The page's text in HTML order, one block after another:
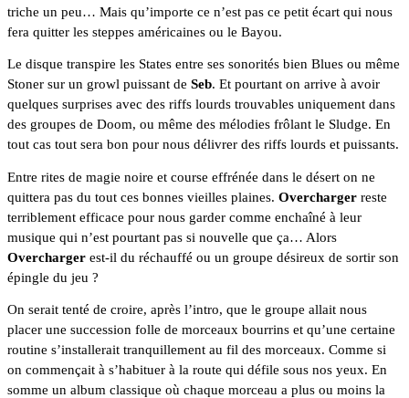
triche un peu… Mais qu’importe ce n’est pas ce petit écart qui nous
fera quitter les steppes américaines ou le Bayou.
Le disque transpire les States entre ses sonorités bien Blues ou même
Stoner sur un growl puissant de Seb. Et pourtant on arrive à avoir
quelques surprises avec des riffs lourds trouvables uniquement dans
des groupes de Doom, ou même des mélodies frôlant le Sludge. En
tout cas tout sera bon pour nous délivrer des riffs lourds et puissants.
Entre rites de magie noire et course effrénée dans le désert on ne
quittera pas du tout ces bonnes vieilles plaines. Overcharger reste
terriblement efficace pour nous garder comme enchaîné à leur
Overcharger est-il du réchauffé ou un groupe désireux de sortir son
épingle du jeu ?
On serait tenté de croire, après l’intro, que le groupe allait nous
placer une succession folle de morceaux bourrins et qu’une certaine
routine s’installerait tranquillement au fil des morceaux. Comme si
on commençait à s’habituer à la route qui défile sous nos yeux. En
somme un album classique où chaque morceau a plus ou moins la